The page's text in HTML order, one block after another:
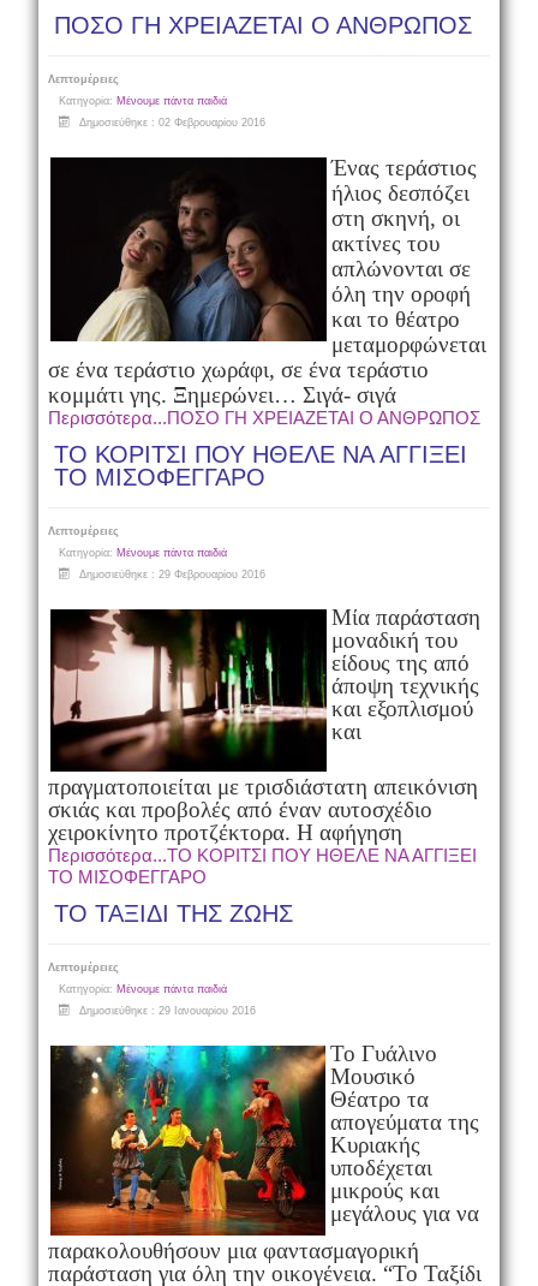
ΠΟΣΟ ΓΗ ΧΡΕΙΑΖΕΤΑΙ Ο ΑΝΘΡΩΠΟΣ
Λεπτομέρειες
Κατηγορία: Μένουμε πάντα παιδιά
Δημοσιεύθηκε : 02 Φεβρουαρίου 2016
Ένας τεράστιος
ήλιος δεσπόζει
στη σκηνή, οι
ακτίνες του
απλώνονται σε
όλη την οροφή
και το θέατρο
μεταμορφώνεται
σε ένα τεράστιο χωράφι, σε ένα τεράστιο
κομμάτι γης. Ξημερώνει… Σιγά- σιγά
Περισσότερα...ΠΟΣΟ ΓΗ ΧΡΕΙΑΖΕΤΑΙ Ο ΑΝΘΡΩΠΟΣ
ΤΟ ΚΟΡΙΤΣΙ ΠΟΥ ΗΘΕΛΕ ΝΑ ΑΓΓΙΞΕΙ
ΤΟ ΜΙΣΟΦΕΓΓΑΡΟ
Λεπτομέρειες
Κατηγορία: Μένουμε πάντα παιδιά
Δημοσιεύθηκε : 29 Φεβρουαρίου 2016
Μία παράσταση
μοναδική του
είδους της από
άποψη τεχνικής
και εξοπλισμού
και
πραγματοποιείται με τρισδιάστατη απεικόνιση
σκιάς και προβολές από έναν αυτοσχέδιο
χειροκίνητο προτζέκτορα. Η αφήγηση
Περισσότερα...ΤΟ ΚΟΡΙΤΣΙ ΠΟΥ ΗΘΕΛΕ ΝΑ ΑΓΓΙΞΕΙ
ΤΟ ΜΙΣΟΦΕΓΓΑΡΟ
ΤΟ ΤΑΞΙΔΙ ΤΗΣ ΖΩΗΣ
Λεπτομέρειες
Κατηγορία: Μένουμε πάντα παιδιά
Δημοσιεύθηκε : 29 Ιανουαρίου 2016
Το Γυάλινο
Μουσικό
Θέατρο τα
απογεύματα της
Κυριακής
υποδέχεται
μικρούς και
μεγάλους για να
παρακολουθήσουν μια φαντασμαγορική
παράσταση για όλη την οικογένεια. “Το Ταξίδι